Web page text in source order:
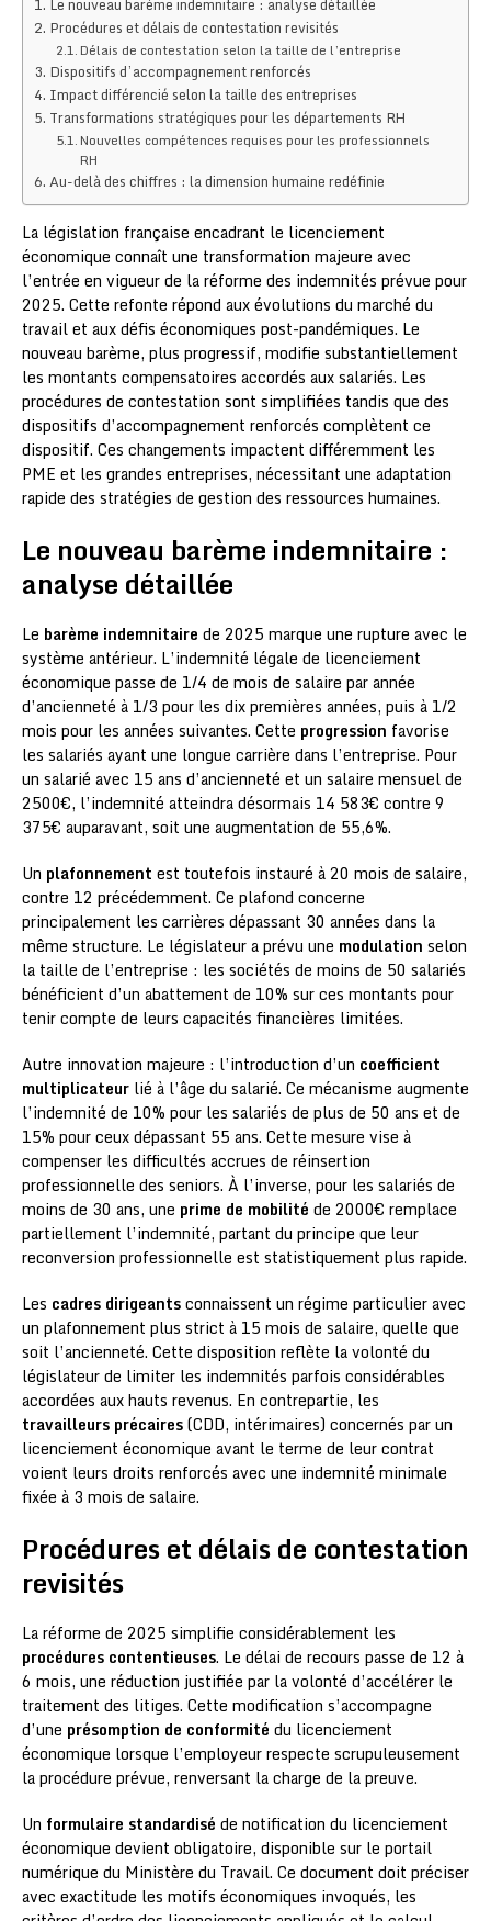
Le nouveau barème indemnitaire : analyse détaillée
Procédures et délais de contestation revisités
Délais de contestation selon la taille de l’entreprise
Dispositifs d’accompagnement renforcés
Impact différencié selon la taille des entreprises
Transformations stratégiques pour les départements RH
Nouvelles compétences requises pour les professionnels
RH
Au-delà des chiffres : la dimension humaine redéfinie
La législation française encadrant le licenciement
économique connaît une transformation majeure avec
l’entrée en vigueur de la réforme des indemnités prévue pour
2025. Cette refonte répond aux évolutions du marché du
travail et aux défis économiques post-pandémiques. Le
nouveau barème, plus progressif, modifie substantiellement
les montants compensatoires accordés aux salariés. Les
procédures de contestation sont simplifiées tandis que des
dispositifs d’accompagnement renforcés complètent ce
dispositif. Ces changements impactent différemment les
PME et les grandes entreprises, nécessitant une adaptation
rapide des stratégies de gestion des ressources humaines.
Le nouveau barème indemnitaire :
analyse détaillée
Le barème indemnitaire de 2025 marque une rupture avec le
système antérieur. L’indemnité légale de licenciement
économique passe de 1/4 de mois de salaire par année
d’ancienneté à 1/3 pour les dix premières années, puis à 1/2
mois pour les années suivantes. Cette progression favorise
les salariés ayant une longue carrière dans l’entreprise. Pour
un salarié avec 15 ans d’ancienneté et un salaire mensuel de
2500€, l’indemnité atteindra désormais 14 583€ contre 9
375€ auparavant, soit une augmentation de 55,6%.
Un plafonnement est toutefois instauré à 20 mois de salaire,
contre 12 précédemment. Ce plafond concerne
principalement les carrières dépassant 30 années dans la
même structure. Le législateur a prévu une modulation selon
la taille de l’entreprise : les sociétés de moins de 50 salariés
bénéficient d’un abattement de 10% sur ces montants pour
tenir compte de leurs capacités financières limitées.
Autre innovation majeure : l’introduction d’un coefficient
multiplicateur lié à l’âge du salarié. Ce mécanisme augmente
l’indemnité de 10% pour les salariés de plus de 50 ans et de
15% pour ceux dépassant 55 ans. Cette mesure vise à
compenser les difficultés accrues de réinsertion
professionnelle des seniors. À l’inverse, pour les salariés de
moins de 30 ans, une prime de mobilité de 2000€ remplace
partiellement l’indemnité, partant du principe que leur
reconversion professionnelle est statistiquement plus rapide.
Les cadres dirigeantsconnaissent un régime particulier avec
un plafonnement plus strict à 15 mois de salaire, quelle que
soit l’ancienneté. Cette disposition reflète la volonté du
législateur de limiter les indemnités parfois considérables
accordées aux hauts revenus. En contrepartie, les
travailleurs précaires(CDD, intérimaires) concernés par un
licenciement économique avant le terme de leur contrat
voient leurs droits renforcés avec une indemnité minimale
fixée à 3 mois de salaire.
Procédures et délais de contestation
revisités
La réforme de 2025 simplifie considérablement les
procédures contentieuses. Le délai de recours passe de 12 à
6 mois, une réduction justifiée par la volonté d’accélérer le
traitement des litiges. Cette modification s’accompagne
d’une présomption de conformité du licenciement
économique lorsque l’employeur respecte scrupuleusement
la procédure prévue, renversant la charge de la preuve.
Un formulaire standardisé de notification du licenciement
économique devient obligatoire, disponible sur le portail
numérique du Ministère du Travail. Ce document doit préciser
avec exactitude les motifs économiques invoqués, les